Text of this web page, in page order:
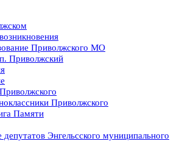
Приволжского МО
Приволжский
Приволжского
Памяти
Энгельсского муниципального